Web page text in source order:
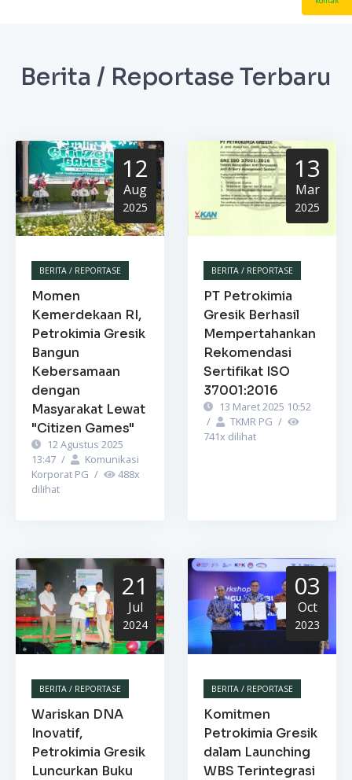
Berita / Reportase Terbaru
12
Aug
2025
BERITA / REPORTASE
Momen
Kemerdekaan RI,
Petrokimia Gresik
Bangun
Kebersamaan
dengan
Masyarakat Lewat
"Citizen Games"
12 Agustus 2025
13:47 /
Komunikasi
Korporat PG / 488x
dilihat
13
Mar
2025
BERITA / REPORTASE
PT Petrokimia
Gresik Berhasil
Mempertahankan
Rekomendasi
Sertifikat ISO
37001:2016
13 Maret 2025 10:52
/
TKMR PG /
741x dilihat
21
Jul
2024
BERITA / REPORTASE
Wariskan DNA
Inovatif,
Petrokimia Gresik
Luncurkan Buku
03
Oct
2023
BERITA / REPORTASE
Komitmen
Petrokimia Gresik
dalam Launching
WBS Terintegrasi